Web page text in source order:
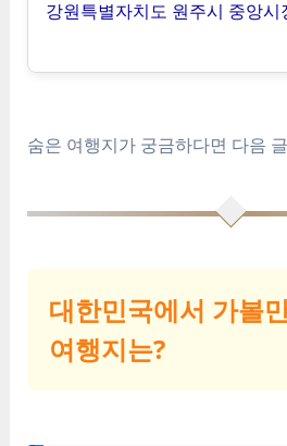
강원특별자치도 원주시 중앙시
숨은 여행지가 궁금하다면 다음
대한민국에서 가볼
여행지는?